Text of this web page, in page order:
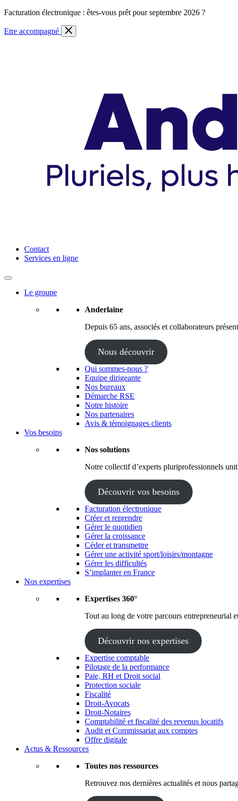
Skip
content
Facturation électronique : êtes-vous prêt pour septembre 2026 ?
Etre accompagné
Anderlaine | Conseil – Expert comptable – Avocat – Audit
Contact
Services en ligne
Le groupe
Anderlaine
Depuis 65 ans, associés et collaborateurs
Nous découvrir
Qui sommes-nous ?
Equipe dirigeante
Nos bureaux
Démarche RSE
Notre histoire
Nos partenaires
Avis & témoignages clients
Vos besoins
Nos solutions
Notre collectif d’experts pluriprofessionnels
Découvrir vos besoins
Facturation électronique
Créer et reprendre
Gérer le quotidien
Gérer la croissance
Céder et transmettre
Gérer une activité sport/loisirs/montagne
Gérer les difficultés
S’implanter en France
Nos expertises
Expertises 360°
Tout au long de votre parcours entrepreneurial
Découvrir nos expertises
Expertise comptable
Pilotage de la performance
Paie, RH et Droit social
Protection sociale
Fiscalité
Droit-Avocats
Droit-Notaires
Comptabilité et fiscalité des revenus locatifs
Audit et Commissariat aux comptes
Offre digitale
Actus & Ressources
Toutes nos ressources
Retrouvez nos dernières actualités et nous